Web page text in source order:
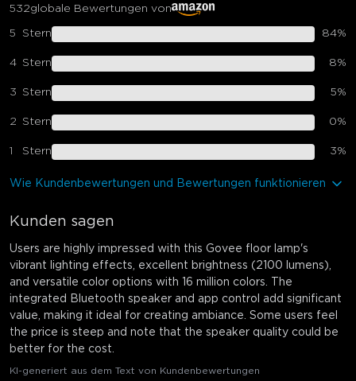
532globale Bewertungen von
5 Stern 84%
4 Stern 8%
3 Stern 5%
2 Stern 0%
1 Stern 3%
Wie Kundenbewertungen und Bewertungen funktionieren
Kunden sagen
Users are highly impressed with this Govee floor lamp's
vibrant lighting effects, excellent brightness (2100 lumens),
and versatile color options with 16 million colors. The
integrated Bluetooth speaker and app control add significant
value, making it ideal for creating ambiance. Some users feel
the price is steep and note that the speaker quality could be
better for the cost.
KI-generiert aus dem Text von Kundenbewertungen